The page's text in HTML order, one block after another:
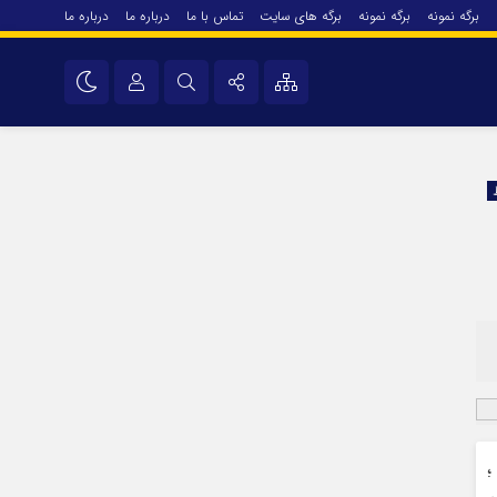
برگه نمونه برگه نمونه برگه های سایت تماس با ما درباره ما درباره ما